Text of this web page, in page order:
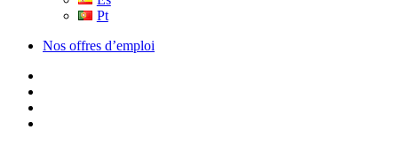
Pt
Nos offres d’emploi